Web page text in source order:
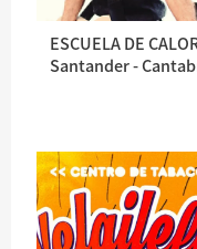
ESCUELA DE
Santander -